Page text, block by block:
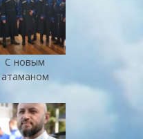
С новым
атаманом